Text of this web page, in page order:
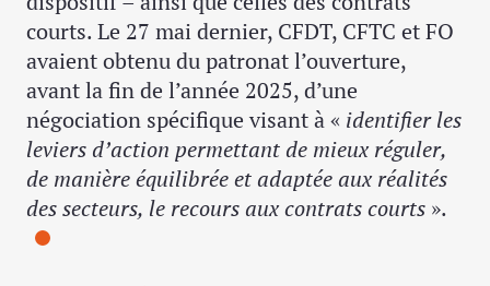
courts. Le 27 mai dernier, CFDT, CFTC et FO
avaient obtenu du patronat l’ouverture,
avant la fin de l’année 2025, d’une
négociation spécifique visant à « identifier les
leviers d’action permettant de mieux réguler,
de manière équilibrée et adaptée aux réalités
des secteurs, le recours aux contrats courts ».